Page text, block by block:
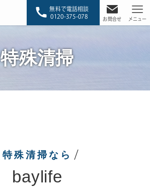
無料で電話相談
0120-375-078 お問合せ メニュー
特殊清掃
特殊清掃なら
baylife